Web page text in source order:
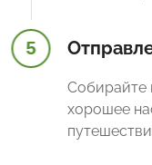
5
Собирайте
хорошее